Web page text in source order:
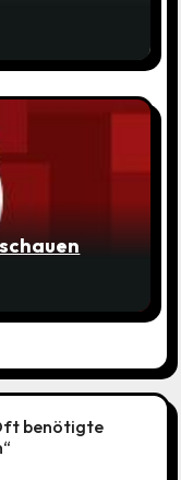
benötigte